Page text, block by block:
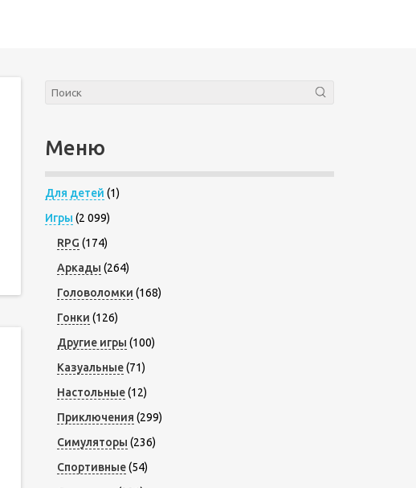
Меню
Для детей (1)
Игры (2 099)
RPG (174)
Аркады (264)
Головоломки (168)
Гонки (126)
Другие игры (100)
Казуальные(71)
Настольные(12)
Приключения (299)
Симуляторы (236)
Спортивные(54)